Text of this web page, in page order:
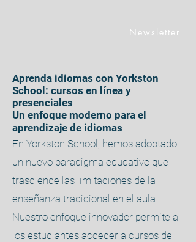
Newsletter
Aprenda idiomas con Yorkston
School: cursos en línea y
presenciales
Un enfoque moderno para el
aprendizaje de idiomas
En Yorkston School, hemos adoptado
un nuevo paradigma educativo que
trasciende las limitaciones de la
enseñanza tradicional en el aula.
Nuestro enfoque innovador permite a
los estudiantes acceder a cursos de